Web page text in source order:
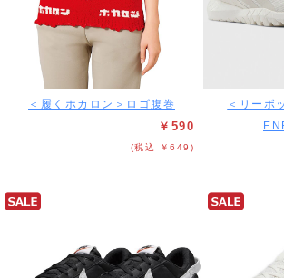
＜履くホカロン＞ロゴ腹巻
￥590
(税込 ￥649)
＜リーボ